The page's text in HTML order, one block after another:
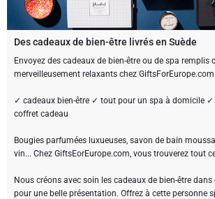
Cadeaux au chocolat
Sweet Gifts
Neuhaus chocolats
Godiva chocolats
Corné Port-Royal chocolats
Jules Destrooper
CADEAUX GOURMET
Cadeaux gourmet
LIFESTYLE
Des cadeaux bien être
Atelier Rebul
MARQUE
Atelier Rebul
Cartwright & Butler
Corné Port-Royal chocolats
Petits Budgets
Cadeaux Luxueux
OCCASION
Cadeaux populaires
CADEAUX D'ENTREPRISE
Des cadeaux de bien-être livrés en Suède
Envoyez des cadeaux de bien-être ou de spa remplis
merveilleusement relaxants chez GiftsForEurope.com.
✓ cadeaux bien-être ✓ tout pour un spa à domicile
coffret cadeau
Bougies parfumées luxueuses, savon de bain
vin... Chez GiftsEorEurope.com, vous trouverez tout
Nous créons avec soin les cadeaux de bien-être
pour une belle présentation. Offrez à cette personne